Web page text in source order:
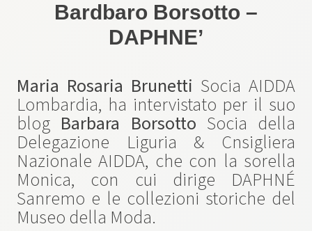
Bardbaro Borsotto –
DAPHNE’
Maria Rosaria Brunetti Socia AIDDA
Lombardia, ha intervistato per il suo
blog Barbara Borsotto Socia della
Delegazione Liguria & Cnsigliera
Nazionale AIDDA, che con la sorella
Monica, con cui dirige DAPHNÉ
Sanremo e le collezioni storiche del
Museo della Moda.